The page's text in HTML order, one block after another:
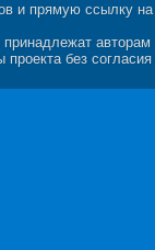
и прямую ссылку на
авторам
без согласия